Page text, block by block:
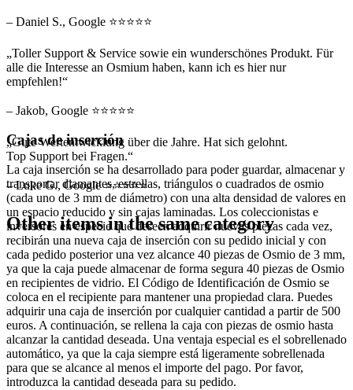
– Daniel S., Google ⭐⭐⭐⭐⭐
„Toller Support & Service sowie ein wunderschönes Produkt. Für
alle die Interesse an Osmium haben, kann ich es hier nur
empfehlen!“
– Jakob, Google ⭐⭐⭐⭐⭐
„Gute Wertentwicklung über die Jahre. Hat sich gelohnt.
Top Support bei Fragen.“
– Luke G., Google ⭐⭐⭐⭐⭐
Other items in the same category
Cajas de inserción
La caja inserción se ha desarrollado para poder guardar, almacenar y
transportar diamantes, estrellas, triángulos o cuadrados de osmio
(cada uno de 3 mm de diámetro) con una alta densidad de valores en
un espacio reducido y sin cajas laminadas. Los coleccionistas e
inversores en especie que deseen adquirir nuevas piezas cada vez,
recibirán una nueva caja de inserción con su pedido inicial y con
cada pedido posterior una vez alcance 40 piezas de Osmio de 3 mm,
ya que la caja puede almacenar de forma segura 40 piezas de Osmio
en recipientes de vidrio. El Código de Identificación de Osmio se
coloca en el recipiente para mantener una propiedad clara. Puedes
adquirir una caja de inserción por cualquier cantidad a partir de 500
euros. A continuación, se rellena la caja con piezas de osmio hasta
alcanzar la cantidad deseada. Una ventaja especial es el sobrellenado
automático, ya que la caja siempre está ligeramente sobrellenada
para que se alcance al menos el importe del pago. Por favor,
introduzca la cantidad deseada para su pedido.